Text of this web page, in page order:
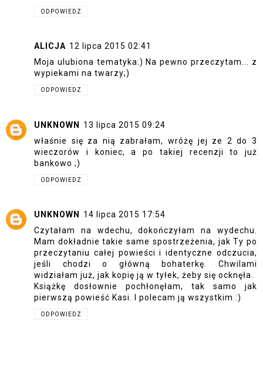
ODPOWIEDZ
ALICJA 12 lipca 2015 02:41
Moja ulubiona tematyka:) Na pewno przeczytam... z
wypiekami na twarzy;)
ODPOWIEDZ
UNKNOWN 13 lipca 2015 09:24
właśnie się za nią zabrałam, wróżę jej ze 2 do 3
wieczorów i koniec, a po takiej recenzji to już
bankowo ;)
ODPOWIEDZ
UNKNOWN
14 lipca 2015 17:54
Czytałam na wdechu, dokończyłam na wydechu.
Mam dokładnie takie same spostrzeżenia, jak Ty po
przeczytaniu całej powieści i identyczne odczucia,
jeśli chodzi o główną bohaterkę. Chwilami
widziałam już, jak kopię ją w tyłek, żeby się ocknęła.
Książkę dosłownie pochłonęłam, tak samo jak
pierwszą powieść Kasi. I polecam ją wszystkim :)
ODPOWIEDZ